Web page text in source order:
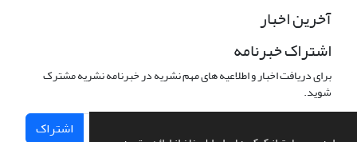
آخرین اخبار
اشتراک خبرنامه
برای دریافت اخبار و اطلاعیه های مهم نشریه در خبرنامه نشریه مشترک
شوید.
اشتراک